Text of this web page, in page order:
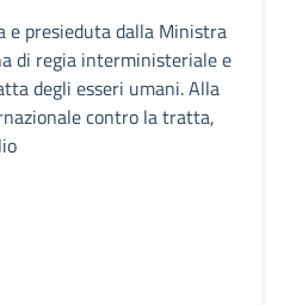
e presieduta dalla Ministra
di regia interministeriale e
degli esseri umani. Alla
contro la tratta,